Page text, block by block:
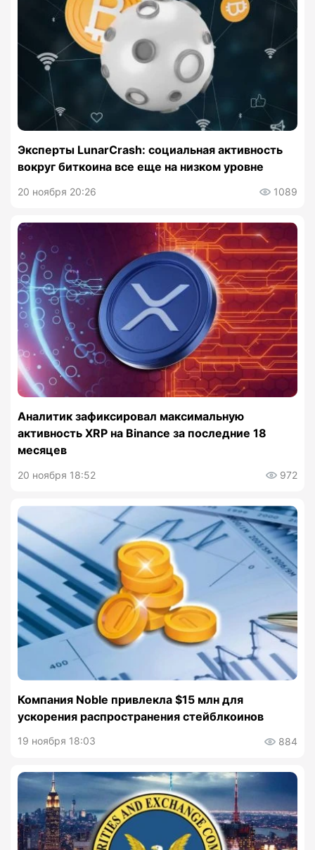
Эксперты LunarCrash: социальная активность
вокруг биткоина все еще на низком уровне
20 ноября 20:26 1089
Аналитик зафиксировал максимальную
активность XRP на Binance за последние 18
месяцев
20 ноября 18:52 972
Компания Noble привлекла $15 млн для
ускорения распространения стейблкоинов
19 ноября 18:03 884